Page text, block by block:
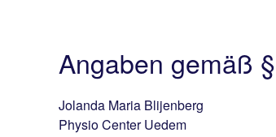
Angaben gemäß
Jolanda Maria Blijenberg
Physio Center Uedem